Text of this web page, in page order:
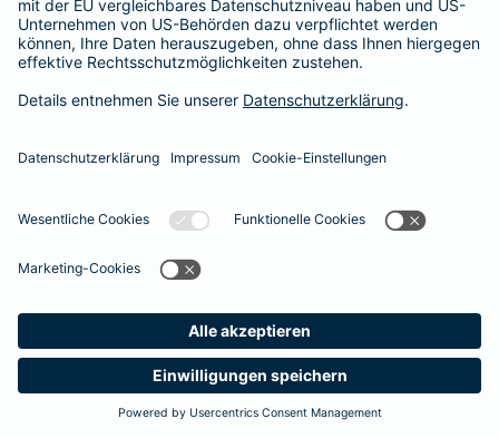
Suche Produkte
Barmenia
im tierärztlichen Notdienstkomplett - ohne eine Begrenzung
der Jahreshöchstleistung für Operationen.